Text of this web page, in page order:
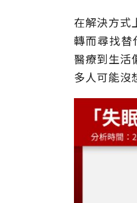
在解決方式
轉而尋找替
醫療到生活
多人可能沒